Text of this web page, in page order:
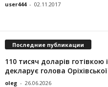
user444 - 02.11.2017
Последние публикации
110 тисяч доларів готівкою
декларує голова
oleg - 26.06.2026